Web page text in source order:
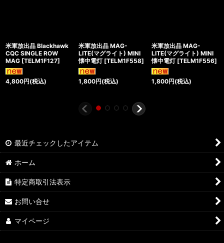
米軍放出品 Blackhawk
CQC SINGLE ROW
MAG [TELM1F127]
4,800円(税込)
米軍放出品 MAG-
LITE(マグライト) MINI
懐中電灯 [TELM1F558]
1,800円(税込)
米軍放出品 MAG-
LITE(マグライト) MINI
懐中電灯 [TELM1F556]
1,800円(税込)
最近チェックしたアイテム
ホーム
特定商取引法表示
お問い合せ
マイページ